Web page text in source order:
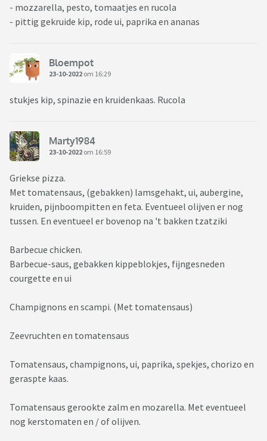
- mozzarella, pesto, tomaatjes en rucola
- pittig gekruide kip, rode ui, paprika en ananas
Bloempot
23-10-2022 om 16:29
stukjes kip, spinazie en kruidenkaas. Rucola
Marty1984
23-10-2022 om 16:59
Griekse pizza.
Met tomatensaus, (gebakken) lamsgehakt, ui, aubergine,
kruiden, pijnboompitten en feta. Eventueel olijven er nog
tussen. En eventueel er bovenop na 't bakken tzatziki
Barbecue chicken.
Barbecue-saus, gebakken kippeblokjes, fijngesneden
courgette en ui
Champignons en scampi. (Met tomatensaus)
Zeevruchten en tomatensaus
Tomatensaus, champignons, ui, paprika, spekjes, chorizo en
geraspte kaas.
Tomatensaus gerookte zalm en mozarella. Met eventueel
nog kerstomaten en / of olijven.